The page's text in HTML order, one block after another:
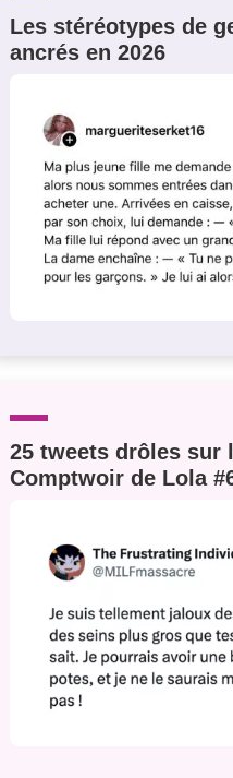
Les stéréotypes de
ancrés en 2026
25 tweets drôles sur
Comptwoir de Lola